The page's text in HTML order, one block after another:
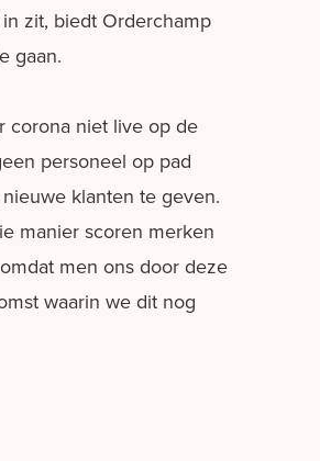
zit, biedt Orderchamp
gaan.
corona niet live op de
personeel op pad
klanten te geven.
manier scoren merken
men ons door deze
waarin we dit nog